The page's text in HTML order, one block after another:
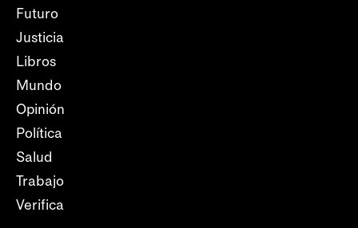
Futuro
Justicia
Libros
Mundo
Opinión
Política
Salud
Trabajo
Verifica